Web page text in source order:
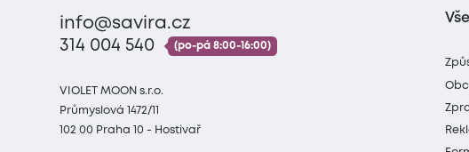
info@savira.cz
314 004 540
(po-pá 8:00-16:00)
VIOLET MOON s.r.o.
Průmyslová 1472/11
102 00 Praha 10 - Hostivař